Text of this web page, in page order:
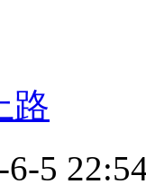
路
6-5